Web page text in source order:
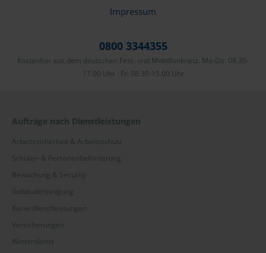
Impressum
0800 3344355
Kostenfrei aus dem deutschen Fest- und Mobilfunknetz. Mo-Do: 08.30-
17.00 Uhr · Fr: 08.30-15.00 Uhr
Aufträge nach Dienstleistungen
Arbeitssicherheit & Arbeitsschutz
Schüler- & Personenbeförderung
Bewachung & Security
Gebäudereinigung
Kurierdienstleistungen
Versicherungen
Winterdienst